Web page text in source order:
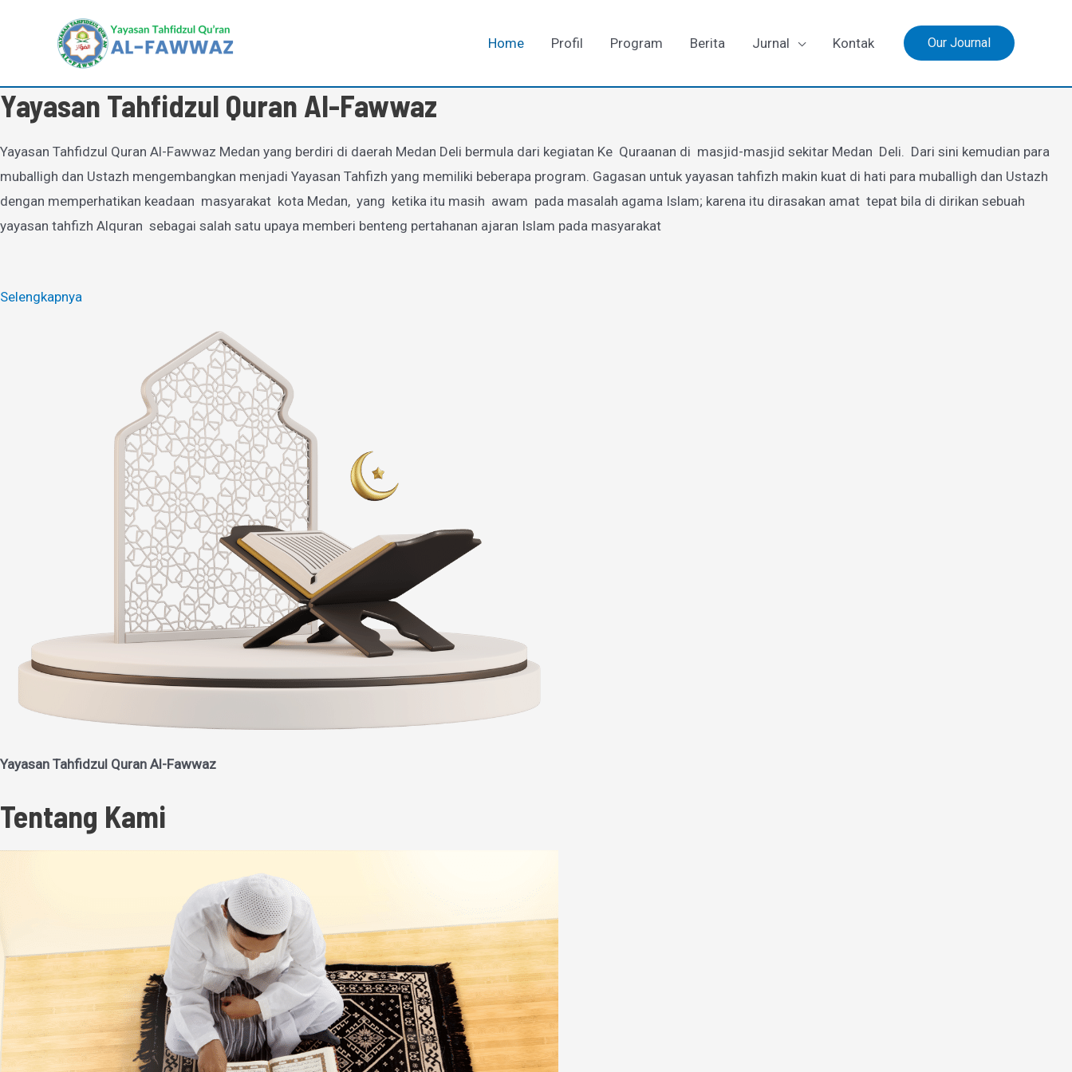
Home Profil Program Berita Jurnal Kontak Our Journal
Yayasan Tahfidzul Quran Al-Fawwaz
Yayasan Tahfidzul Quran Al-Fawwaz Medan yang berdiri di daerah Medan Deli bermula dari kegiatan Ke Quraanan di masjid-masjid sekitar Medan Deli. Dari sini kemudian para
muballigh dan Ustazh mengembangkan menjadi Yayasan Tahfizh yang memiliki beberapa program. Gagasan untuk yayasan tahfizh makin kuat di hati para muballigh dan Ustazh
dengan memperhatikan keadaan masyarakat kota Medan, yang ketika itu masih awam pada masalah agama Islam; karena itu dirasakan amat tepat bila di dirikan sebuah
yayasan tahfizh Alquran sebagai salah satu upaya memberi benteng pertahanan ajaran Islam pada masyarakat
Selengkapnya
Yayasan Tahfidzul Quran Al-Fawwaz
Tentang Kami